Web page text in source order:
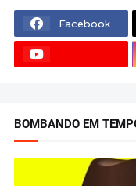
Facebook
BOMBANDO EM